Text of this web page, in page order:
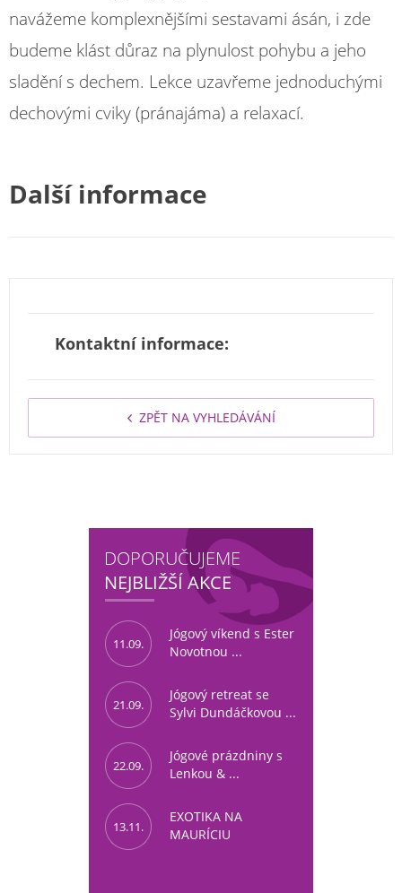
navážeme komplexnějšími sestavami ásán, i zde
budeme klást důraz na plynulost pohybu a jeho
sladění s dechem. Lekce uzavřeme jednoduchými
dechovými cviky (pránajáma) a relaxací.
Další informace
Kontaktní informace:
ZPĚT NA VYHLEDÁVÁNÍ
DOPORUČUJEME
NEJBLIŽŠÍ AKCE
11.09.
Jógový víkend s Ester
Novotnou ...
21.09.
Jógový retreat se
Sylvi Dundáčkovou ...
22.09.
Jógové prázdniny s
Lenkou & ...
13.11.
EXOTIKA NA
MAURÍCIU